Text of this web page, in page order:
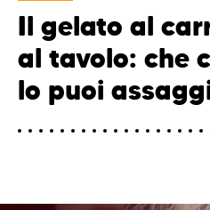
Il gelato al
al tavolo: che
lo puoi